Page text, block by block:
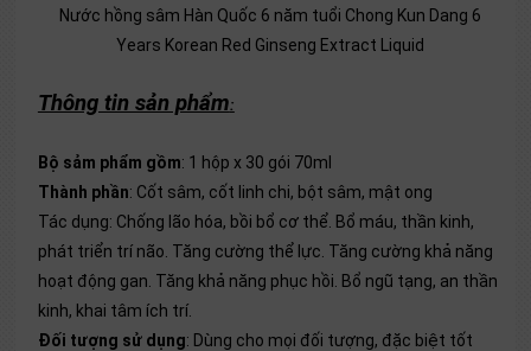
Nước hồng sâm Hàn Quốc 6 năm tuổi Chong Kun Dang 6
Years Korean Red Ginseng Extract Liquid
Thông tin sản phẩm:
Bộ sảm phẩm gồm: 1 hộp x 30 gói 70ml
Thành phần: Cốt sâm, cốt linh chi, bột sâm, mật ong
Tác dụng: Chống lão hóa, bồi bổ cơ thể. Bổ máu, thần kinh,
phát triển trí não. Tăng cường thể lực. Tăng cường khả năng
hoạt động gan. Tăng khả năng phục hồi. Bổ ngũ tạng, an thần
kinh, khai tâm ích trí.
Đối tượng sử dụng: Dùng cho mọi đối tượng, đặc biệt tốt